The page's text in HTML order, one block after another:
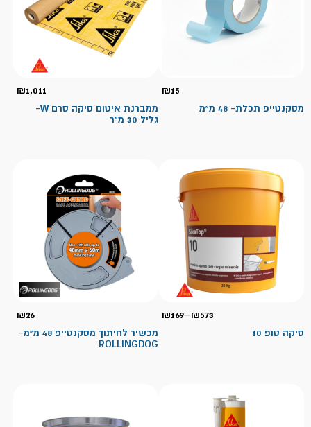
₪15
מסקנטייפ תכלת- 48 מ"מ
₪1,011
ממברנת איטום סיקה סרם W-
גליל 30 מ"ר
₪169–₪573
⁦₪169⁩
עד
סיקה טופ 10
₪26
מכשיר לחיתוך מסקנטייפ 48 מ"מ-
ROLLINGDOG